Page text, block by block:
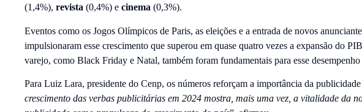
(1,4%), revista (0,4%) e cinema (0,3%).
Eventos como os Jogos Olímpicos de Paris, as eleições e a entrada de novos
impulsionaram esse crescimento que superou em quase quatro vezes a expansão do
varejo, como Black Friday e Natal, também foram fundamentais para esse
Para Luiz Lara, presidente do Cenp, os números reforçam a importância da
crescimento das verbas publicitárias em 2024 mostra, mais uma vez, a vitalidade da